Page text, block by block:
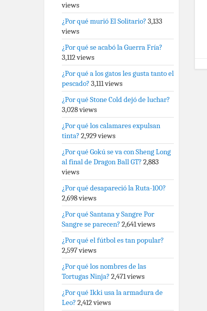
views
¿Por qué murió El Solitario? 3,133
views
¿Por qué se acabó la Guerra Fría?
3,112 views
¿Por qué a los gatos les gusta tanto el
pescado? 3,111 views
¿Por qué Stone Cold dejó de luchar?
3,028 views
¿Por qué los calamares expulsan
tinta? 2,929 views
¿Por qué Gokú se va con Sheng Long
al final de Dragon Ball GT? 2,883
views
¿Por qué desapareció la Ruta-100?
2,698 views
¿Por qué Santana y Sangre Por
Sangre se parecen? 2,641 views
¿Por qué el fútbol es tan popular?
2,597 views
¿Por qué los nombres de las
Tortugas Ninja? 2,471 views
¿Por qué Ikki usa la armadura de
Leo? 2,412 views